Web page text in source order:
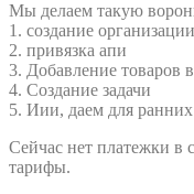
Мы делаем такую
1. создание
2. привязка апи
3. Добавление товаров
4. Создание задачи
5. Иии, даем для ранних
Сейчас нет платежки в
тарифы.